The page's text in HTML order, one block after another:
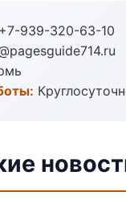
+7-939-320-63-10